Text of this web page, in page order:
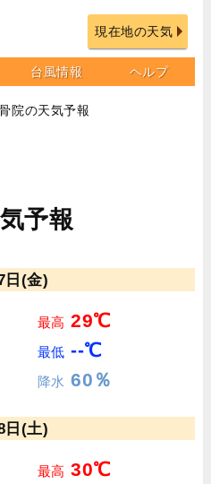
現在地の天気
台風情報 ヘルプ
院の天気予報
予報
日(金)
最高 29℃
最低 --℃
降水 60％
日(土)
最高 30℃